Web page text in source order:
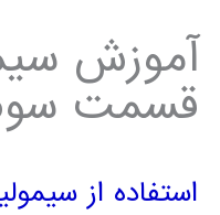
آموزش
قسمت